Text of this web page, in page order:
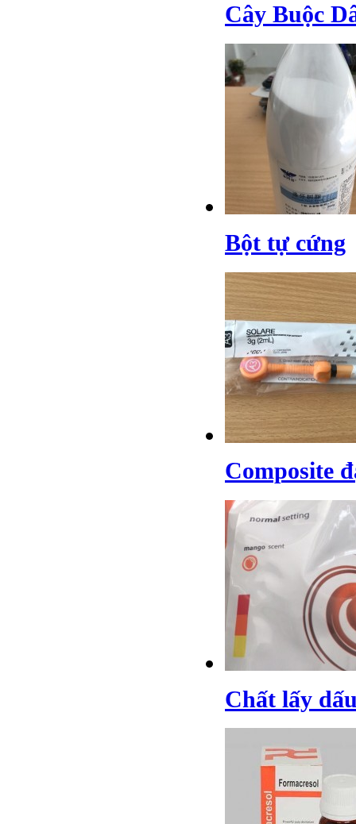
Cây Buộc
Bột tự cứng
Composite
Chất lấy